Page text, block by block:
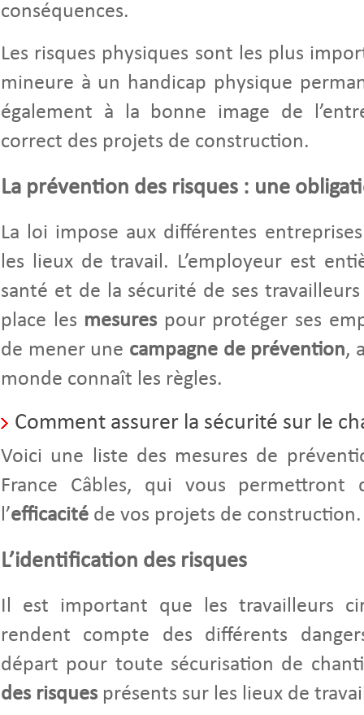
conséquences.
Les risques physiques sont les plus
mineure à un handicap physique
également à la bonne image de
correct des projets de construction.
La prévention des risques : une
La loi impose aux différentes
les lieux de travail. L’employeur est
santé et de la sécurité de ses
place les mesures pour protéger ses
de mener une campagne de prévention,
monde connaît les règles.
Comment assurer la sécurité sur le
Voici une liste des mesures de
France Câbles, qui vous permettront
l’efficacité de vos projets de construction.
L’identification des risques
Il est important que les travailleurs
rendent compte des différents
départ pour toute sécurisation de
des risques présents sur les lieux de